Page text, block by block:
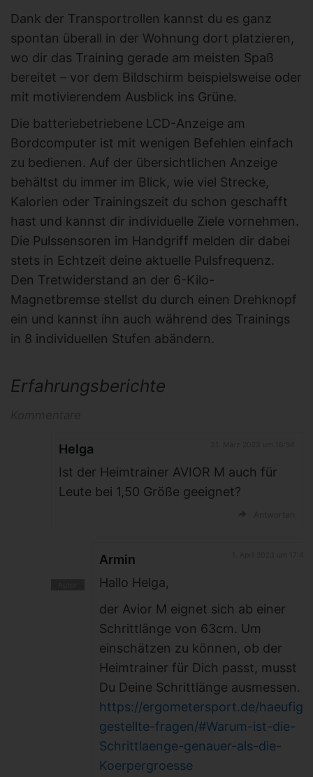
Dank der Transportrollen kannst du es ganz
spontan überall in der Wohnung dort platzieren,
wo dir das Training gerade am meisten Spaß
bereitet – vor dem Bildschirm beispielsweise oder
mit motivierendem Ausblick ins Grüne.
Die batteriebetriebene LCD-Anzeige am
Bordcomputer ist mit wenigen Befehlen einfach
zu bedienen. Auf der übersichtlichen Anzeige
behältst du immer im Blick, wie viel Strecke,
Kalorien oder Trainingszeit du schon geschafft
hast und kannst dir individuelle Ziele vornehmen.
Die Pulssensoren im Handgriff melden dir dabei
stets in Echtzeit deine aktuelle Pulsfrequenz.
Den Tretwiderstand an der 6-Kilo-
Magnetbremse stellst du durch einen Drehknopf
ein und kannst ihn auch während des Trainings
in 8 individuellen Stufen abändern.
Erfahrungsberichte
Helga
Ist der Heimtrainer AVIOR M auch für
Leute bei 1,50 Größe geeignet?
Armin
Hallo Helga,
der Avior M eignet sich ab einer
Schrittlänge von 63cm. Um
einschätzen zu können, ob der
Heimtrainer für Dich passt, musst
Du Deine Schrittlänge ausmessen.
https://ergometersport.de/haeufig-
gestellte-fragen/#Warum-ist-die-
Schrittlaenge-genauer-als-die-
Koerpergroesse